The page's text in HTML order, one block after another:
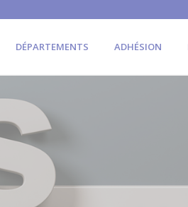
DÉPARTEMENTS ADHÉSION